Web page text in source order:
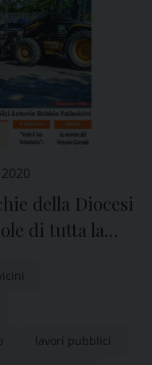
della Diocesi
di tutta la
lavori pubblici